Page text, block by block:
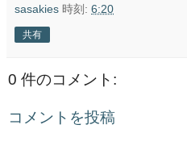
sasakies 時刻: 6:20
共有
0 件のコメント:
コメントを投稿